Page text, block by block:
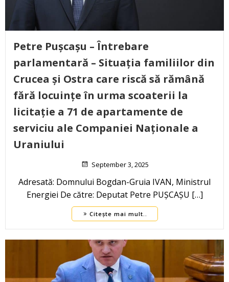
Petre Pușcașu – Întrebare
parlamentară – Situația familiilor din
Crucea și Ostra care riscă să rămână
fără locuințe în urma scoaterii la
licitație a 71 de apartamente de
serviciu ale Companiei Naționale a
Uraniului
September 3, 2025
Adresată: Domnului Bogdan-Gruia IVAN, Ministrul
Energiei De către: Deputat Petre PUȘCAȘU […]
Citește mai mult..